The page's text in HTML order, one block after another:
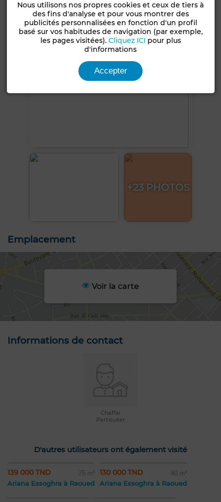
Voir plus de photos
+23 PHOTOS
Emplacement
Voir la carte
Informations de contact
Chaffai
Particulier
D'autres utilisateurs ont également visité
139 000 TND 75 m²
Ariana Essoghra à Raoued
130 000 TND 80 m²
Ariana Essoghra à Raoued
Nous utilisons nos propres cookies et ceux de tiers à
des fins d'analyse et pour vous montrer des
publicités personnalisées en fonction d'un profil
basé sur vos habitudes de navigation (par exemple,
les pages visitées). Cliquez ICI pour plus
d'informations
Accepter